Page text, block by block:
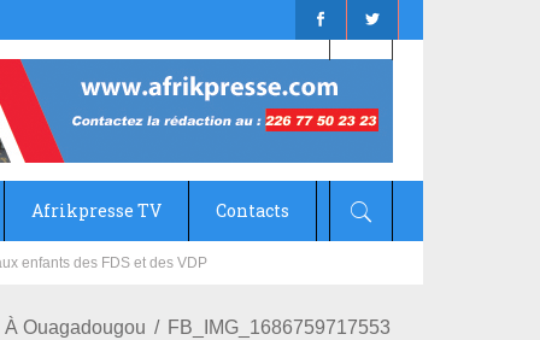
Afrikpresse TV Contacts
Ouagadougou FB_IMG_1686759717553